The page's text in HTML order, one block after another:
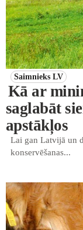
Saimnieks LV
Kā ar
saglabāt
apstākļos
Lai gan Latvijā un
konservēšanas...